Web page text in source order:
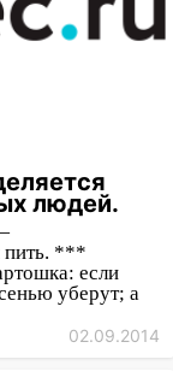
людей.
пить. ***
если
уберут; а
02.09.2014